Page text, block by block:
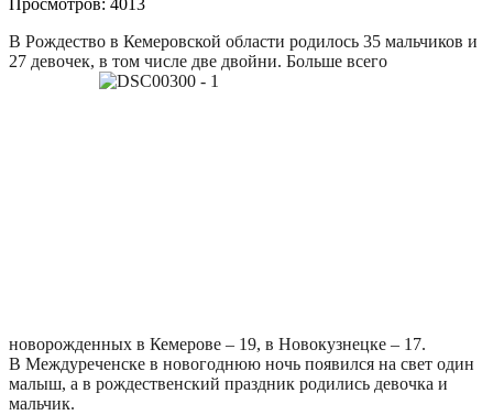
В Рождество в Кемеровской области родилось 35 мальчиков и
27 девочек, в том числе две двойни. Больше всего
новорожденных в Кемерове – 19, в Новокузнецке – 17.
В Междуреченске в новогоднюю ночь появился на свет один
малыш, а в рождественский праздник родились девочка и
мальчик.